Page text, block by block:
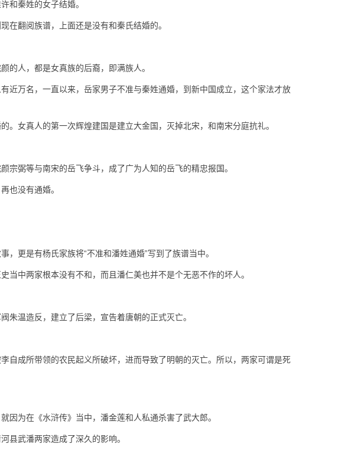
和秦姓的女子结婚。
在翻阅族谱，上面还是没有和秦氏结婚的。
的人，都是女真族的后裔，即满族人。
近万名，一直以来，岳家男子不准与秦姓通婚，到新中国成立，这个家法才放
。女真人的第一次辉煌建国是建立大金国，灭掉北宋，和南宋分庭抗礼。
宗弼等与南宋的岳飞争斗，成了广为人知的岳飞的精忠报国。
也没有通婚。
，更是有杨氏家族将“不准和潘姓通婚”写到了族谱当中。
当中两家根本没有不和，而且潘仁美也并不是个无恶不作的坏人。
朱温造反，建立了后梁，宣告着唐朝的正式灭亡。
自成所带领的农民起义所破坏，进而导致了明朝的灭亡。所以，两家可谓是死
因为在《水浒传》当中，潘金莲和人私通杀害了武大郎。
县武潘两家造成了深久的影响。